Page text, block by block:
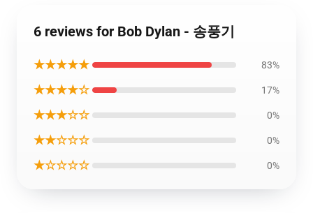
6 reviews for Bob Dylan - 송풍기
★★★★★ 83%
★★★★☆ 17%
★★★☆☆ 0%
★★☆☆☆ 0%
★☆☆☆☆ 0%